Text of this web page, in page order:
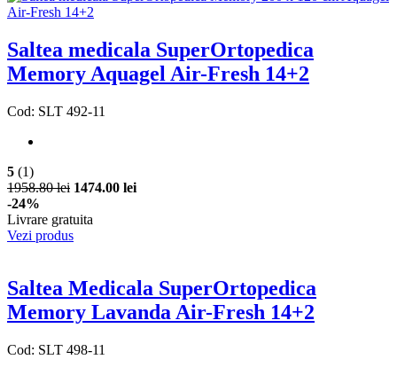
Saltea medicala SuperOrtopedica
Memory Aquagel Air-Fresh 14+2
Cod: SLT 492-11
5 (1)
1958.80 lei 1474.00 lei
-24%
Livrare gratuita
Vezi produs
Saltea Medicala SuperOrtopedica
Memory Lavanda Air-Fresh 14+2
Cod: SLT 498-11